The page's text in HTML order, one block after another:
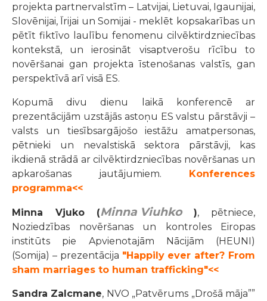
projekta partnervalstīm – Latvijai, Lietuvai, Igaunijai,
Slovēnijai, Īrijai un Somijai - meklēt kopsakarības un
pētīt fiktīvo laulību fenomenu cilvēktirdzniecības
kontekstā, un ierosināt visaptverošu rīcību to
novēršanai gan projekta īstenošanas valstīs, gan
perspektīvā arī visā ES.
Kopumā divu dienu laikā konferencē ar
prezentācijām uzstājās astoņu ES valstu pārstāvji –
valsts un tiesībsargājošo iestāžu amatpersonas,
pētnieki un nevalstiskā sektora pārstāvji, kas
ikdienā strādā ar cilvēktirdzniecības novēršanas un
apkarošanas jautājumiem. Konferences
programma<<
Minna Vjuko (Minna Viuhko ), pētniece,
Noziedzības novēršanas un kontroles Eiropas
institūts pie Apvienotajām Nācijām (HEUNI)
(Somija) – prezentācija "Happily ever after? From
sham marriages to human trafficking"<<
Sandra Zalcmane, NVO „Patvērums „Drošā māja””